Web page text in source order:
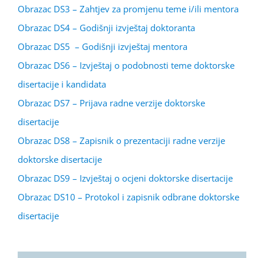
Obrazac DS3 – Zahtjev za promjenu teme i/ili mentora
Obrazac DS4 – Godišnji izvještaj doktoranta
Obrazac DS5 – Godišnji izvještaj mentora
Obrazac DS6 – Izvještaj o podobnosti teme doktorske
disertacije i kandidata
Obrazac DS7 – Prijava radne verzije doktorske
disertacije
Obrazac DS8 – Zapisnik o prezentaciji radne verzije
doktorske disertacije
Obrazac DS9 – Izvještaj o ocjeni doktorske disertacije
Obrazac DS10 – Protokol i zapisnik odbrane doktorske
disertacije